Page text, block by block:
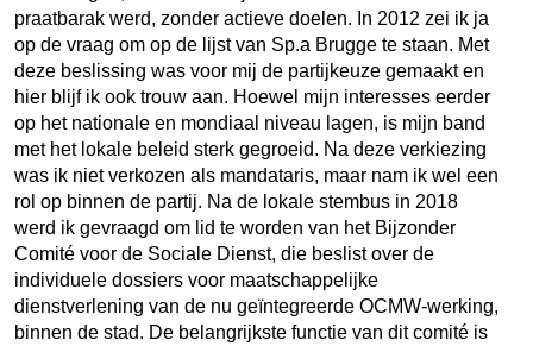
praatbarak werd, zonder actieve doelen. In 2012 zei ik ja
op de vraag om op de lijst van Sp.a Brugge te staan. Met
deze beslissing was voor mij de partijkeuze gemaakt en
hier blijf ik ook trouw aan. Hoewel mijn interesses eerder
op het nationale en mondiaal niveau lagen, is mijn band
met het lokale beleid sterk gegroeid. Na deze verkiezing
was ik niet verkozen als mandataris, maar nam ik wel een
rol op binnen de partij. Na de lokale stembus in 2018
werd ik gevraagd om lid te worden van het Bijzonder
Comité voor de Sociale Dienst, die beslist over de
individuele dossiers voor maatschappelijke
dienstverlening van de nu geïntegreerde OCMW-werking,
binnen de stad. De belangrijkste functie van dit comité is